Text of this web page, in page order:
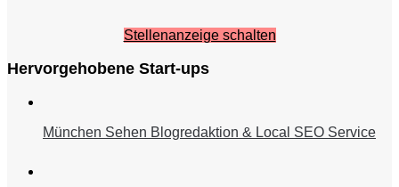
Stellenanzeige schalten
Hervorgehobene Start-ups
München Sehen Blogredaktion & Local SEO Service